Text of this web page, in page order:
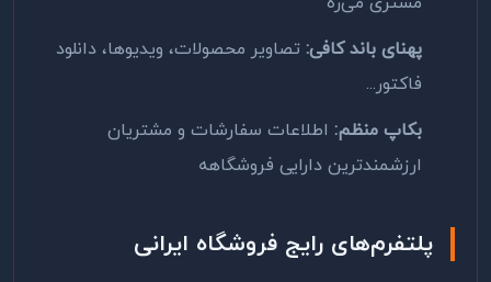
پهنای باند کافی: تصاویر محصولات، ویدیوها، دانلود
فاکتور...
بکاپ منظم: اطلاعات سفارشات و مشتریان
ارزشمندترین دارایی فروشگاهه
پلتفرم‌های رایج فروشگاه ایرانی